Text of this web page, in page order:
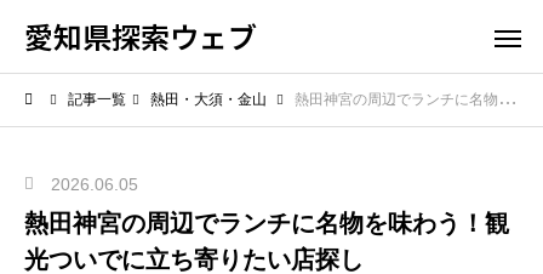
愛知県探索ウェブ
記事一覧 熱田・大須・金山 熱田神宮の周辺でランチに名物を味わう！観光ついでに立ち寄りたい店探し
2026.06.05
熱田神宮の周辺でランチに名物を味わう！観
光ついでに立ち寄りたい店探し